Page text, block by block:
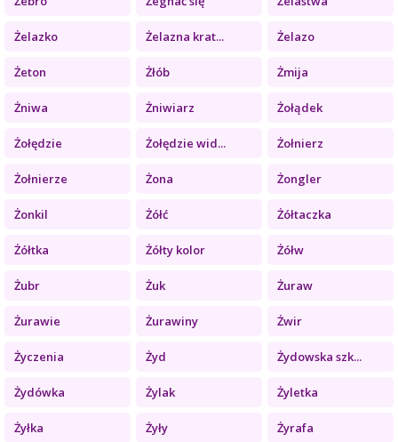
Żelazko Żelazna krat... Żelazo
Żeton Żłób Żmija
Żniwa Żniwiarz Żołądek
Żołędzie Żołędzie wid... Żołnierz
Żołnierze Żona Żongler
Żonkil Żółć Żółtaczka
Żółtka Żółty kolor Żółw
Żubr Żuk Żuraw
Żurawie Żurawiny Żwir
Życzenia Żyd Żydowska szk...
Żydówka Żylak Żyletka
Żyłka Żyły Żyrafa